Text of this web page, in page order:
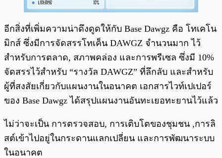
อีกสิ่งที่เพิ่มความน่าดึงดูดให้กับ Base Dawgz คือ โทเคโน
มิกส์ ซึ่งมีการจัดสรรโทเค็น DAWGZ จำนวนมาก ไว้
สำหรับการตลาด, สภาพคล่อง และการพรีเซล ซึ่งมี 10%
จัดสรรไว้สำหรับ “รางวัล DAWGZ” ที่ลึกลับ และสำหรับ
ผู้ที่สงสัยเกี่ยวกับแผนงานในอนาคต เอกสารไวท์เปเปอร์
ของ Base Dawgz ได้สรุปแผนงานอันทะเยอทะยานไว้แล้ว
ไม่ว่าจะเป็น การตรวจสอบ, การเติบโตของชุมชน ,การลิ
สต์เข้าไปอยู่ในกระดานแลกเปลี่ยน และการพัฒนาระบบ
ในอนาคต